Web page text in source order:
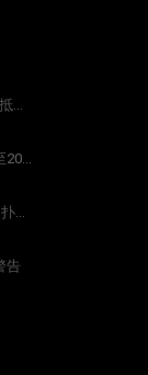
...
...
告